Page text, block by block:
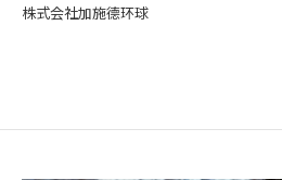
株式会社加施德环球